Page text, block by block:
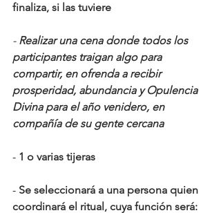
finaliza, si las tuviere
- Realizar una cena donde todos los
participantes traigan algo para
compartir, en ofrenda a recibir
prosperidad, abundancia y Opulencia
Divina para el año venidero, en
compañía de su gente cercana
- 1 o varias tijeras
- Se seleccionará a una persona quien
coordinará el ritual, cuya función será: